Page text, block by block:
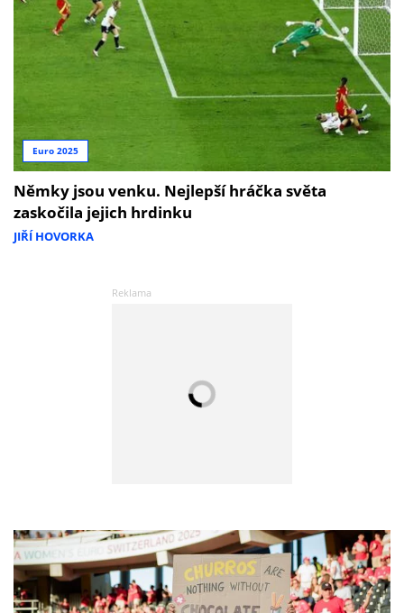
Euro 2025
Němky jsou venku. Nejlepší hráčka světa
zaskočila jejich hrdinku
JIŘÍ HOVORKA